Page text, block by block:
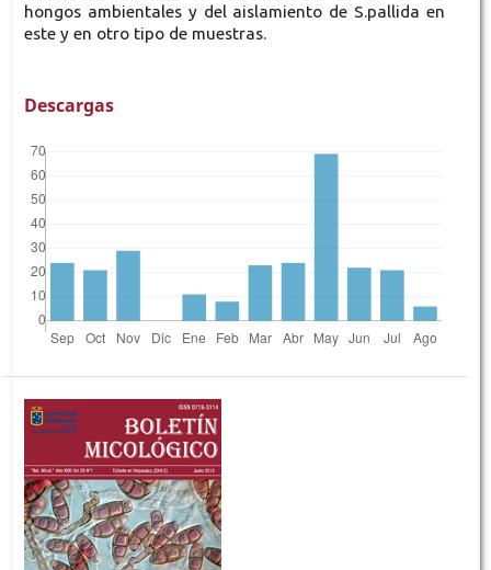
hongos ambientales y del aislamiento de S.pallida en
este y en otro tipo de muestras.
Descargas